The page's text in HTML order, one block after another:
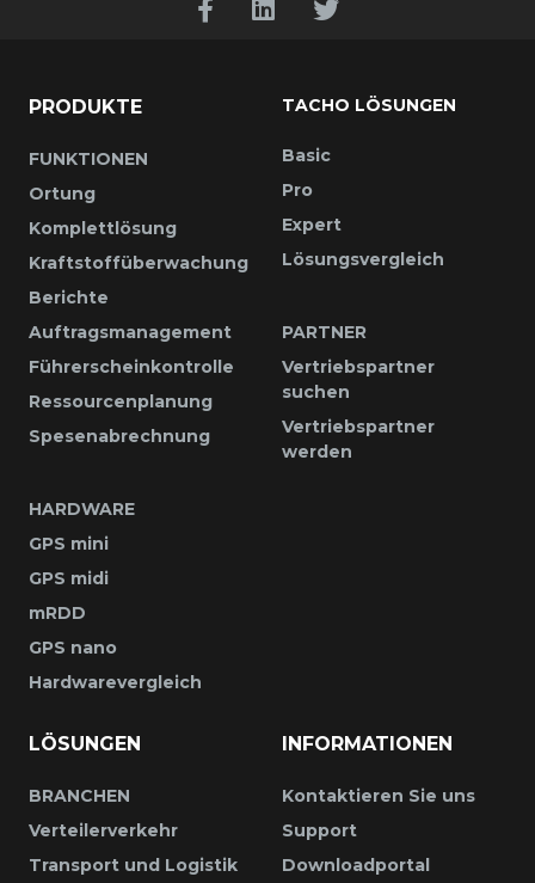
PRODUKTE
FUNKTIONEN
Ortung
Komplettlösung
Kraftstoffüberwachung
Berichte
Auftragsmanagement
Führerscheinkontrolle
Ressourcenplanung
Spesenabrechnung
HARDWARE
GPS mini
GPS midi
mRDD
GPS nano
Hardwarevergleich
TACHO LÖSUNGEN
Basic
Pro
Expert
Lösungsvergleich
PARTNER
Vertriebspartner
suchen
Vertriebspartner
werden
LÖSUNGEN
BRANCHEN
Verteilerverkehr
Transport und Logistik
INFORMATIONEN
Kontaktieren Sie uns
Support
Downloadportal